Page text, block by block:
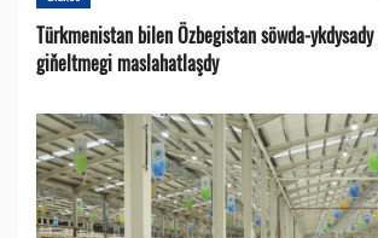
Türkmenistan bilen Özbegistan söwda-
giňeltmegi maslahatlaşdy